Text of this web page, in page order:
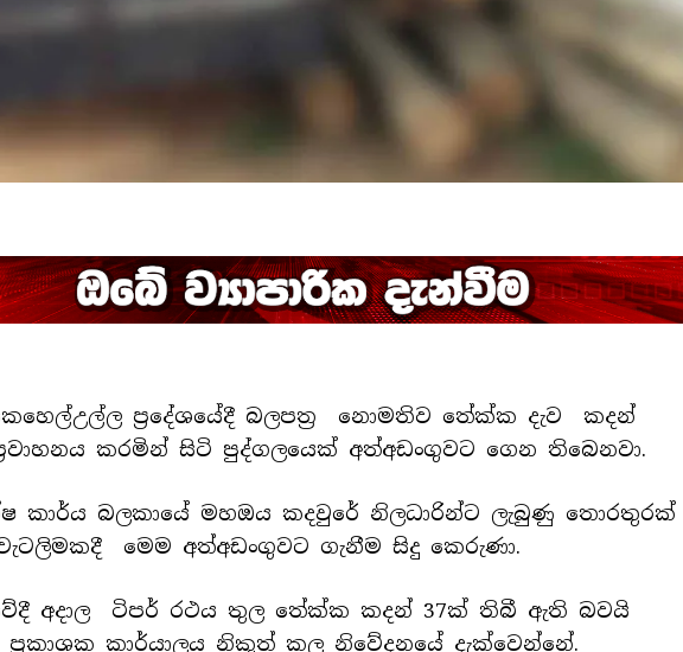
ප්‍රදේශයේදී බලපත්‍ර නොමතිව තේක්ක දැව කදන්
කරමින් සිටි පුද්ගලයෙක් අත්අඩංගුවට ගෙන තිබෙනවා.
කාර්ය බලකායේ මහඔය කදවුරේ නිලධාරින්ට ලැබුණු තොරතුරක්
මෙම අත්අඩංගුවට ගැනීම සිදු කෙරුණා.
අදාල ටිපර් රථය තුල තේක්ක කදන් 37ක් තිබී ඇති බවයි
කාර්යාලය නිකුත් කල නිවේදනයේ දැක්වෙන්නේ.